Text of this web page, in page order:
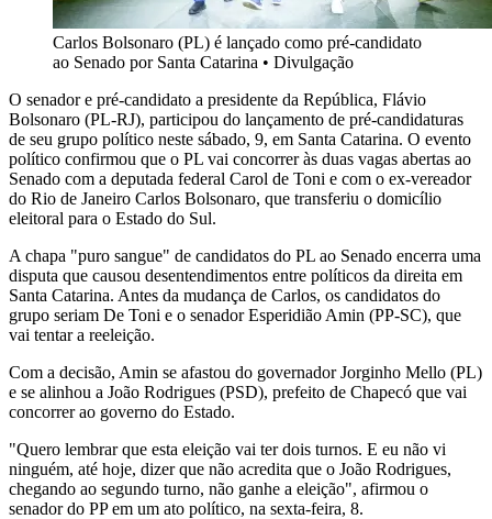
Carlos Bolsonaro (PL) é lançado como pré-candidato
ao Senado por Santa Catarina • Divulgação
O senador e pré-candidato a presidente da República, Flávio
Bolsonaro (PL-RJ), participou do lançamento de pré-candidaturas
de seu grupo político neste sábado, 9, em Santa Catarina. O evento
político confirmou que o PL vai concorrer às duas vagas abertas ao
Senado com a deputada federal Carol de Toni e com o ex-vereador
do Rio de Janeiro Carlos Bolsonaro, que transferiu o domicílio
eleitoral para o Estado do Sul.
A chapa "puro sangue" de candidatos do PL ao Senado encerra uma
disputa que causou desentendimentos entre políticos da direita em
Santa Catarina. Antes da mudança de Carlos, os candidatos do
grupo seriam De Toni e o senador Esperidião Amin (PP-SC), que
vai tentar a reeleição.
Com a decisão, Amin se afastou do governador Jorginho Mello (PL)
e se alinhou a João Rodrigues (PSD), prefeito de Chapecó que vai
concorrer ao governo do Estado.
"Quero lembrar que esta eleição vai ter dois turnos. E eu não vi
ninguém, até hoje, dizer que não acredita que o João Rodrigues,
chegando ao segundo turno, não ganhe a eleição", afirmou o
senador do PP em um ato político, na sexta-feira, 8.